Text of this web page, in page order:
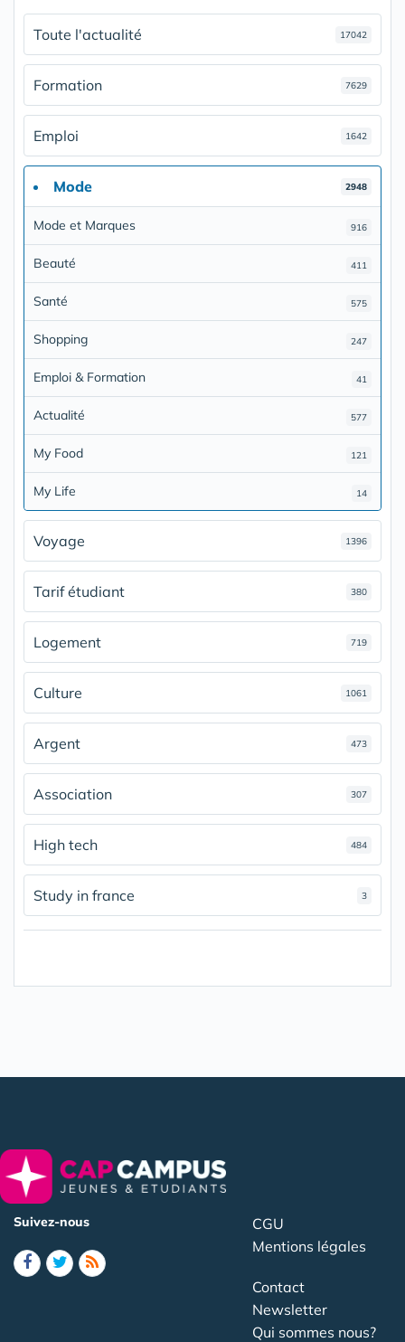
Toute l'actualité 17042
Formation 7629
Emploi 1642
Mode 2948
Mode et Marques 916
Beauté 411
Santé 575
Shopping 247
Emploi & Formation 41
Actualité 577
My Food 121
My Life 14
Voyage 1396
Tarif étudiant 380
Logement 719
Culture 1061
Argent 473
Association 307
High tech 484
Study in france 3
Suivez-nous
CGU
Mentions légales
Contact
Newsletter
Qui sommes nous?